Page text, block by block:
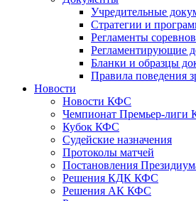
Учредительные
Стратегии и
Регламенты
Регламентирующие
Бланки и образцы
Правила поведения
Новости
Новости КФС
Чемпионат Премьер-лиги
Кубок КФС
Судейские назначения
Протоколы матчей
Постановления
Решения КДК КФС
Решения АК КФС